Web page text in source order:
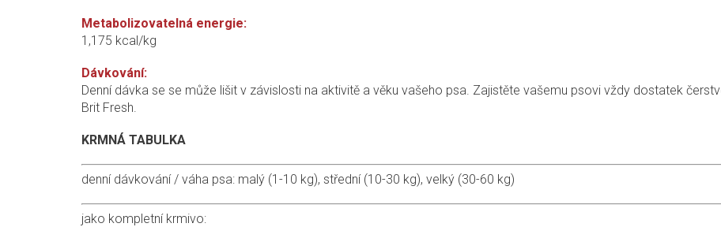
Metabolizovatelná energie:
1,175 kcal/kg
Dávkování:
Denní dávka se se může lišit v závislosti na aktivitě a věku vašeho psa. Zajistěte vašemu psovi vždy dostatek
Brit Fresh.
KRMNÁ TABULKA
denní dávkování / váha psa: malý (1-10 kg), střední (10-30 kg), velký (30-60 kg)
jako kompletní krmivo: